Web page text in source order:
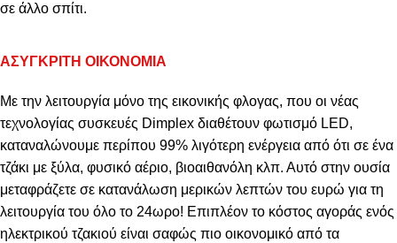
σε άλλο σπίτι.
ΑΣΥΓΚΡΙΤΗ ΟΙΚΟΝΟΜΙΑ
Με την λειτουργία μόνο της εικονικής φλογας, που οι νέας
τεχνολογίας συσκευές Dimplex διαθέτουν φωτισμό LED,
καταναλώνουμε περίπου 99% λιγότερη ενέργεια από ότι σε ένα
τζάκι με ξύλα, φυσικό αέριο, βιοαιθανόλη κλπ. Αυτό στην ουσία
μεταφράζετε σε κατανάλωση μερικών λεπτών του ευρώ για τη
λειτουργία του όλο το 24ωρο! Επιπλέον το κόστος αγοράς ενός
ηλεκτρικού τζακιού είναι σαφώς πιο οικονομικό από τα